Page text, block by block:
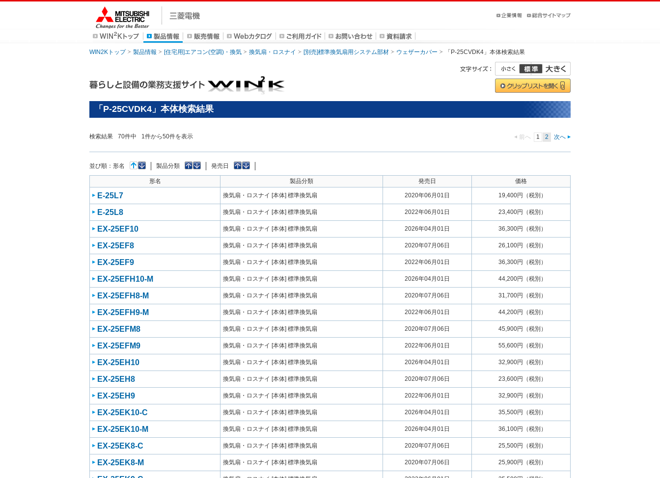
WIN2Kトップ 製品情報 [住宅用]エアコン(空調)・換気 換気扇・ロスナイ [別売]標準換気扇用システム部材 ウェザーカバー 「P-25CVDK4」本体検索結果
「P-25CVDK4」本体検索結果
検索結果 70件中 1件から50件を表示 前へ 1 2 次へ
並び順： 形名 製品分類 発売日
形名 製品分類 発売日 価格
E-25L7 換気扇・ロスナイ [本体] 標準換気扇 2020年06月01日 19,400円（税別）
E-25L8 換気扇・ロスナイ [本体] 標準換気扇 2022年06月01日 23,400円（税別）
EX-25EF10 換気扇・ロスナイ [本体] 標準換気扇 2026年04月01日 36,300円（税別）
EX-25EF8 換気扇・ロスナイ [本体] 標準換気扇 2020年07月06日 26,100円（税別）
EX-25EF9 換気扇・ロスナイ [本体] 標準換気扇 2022年06月01日 36,300円（税別）
EX-25EFH10-M 換気扇・ロスナイ [本体] 標準換気扇 2026年04月01日 44,200円（税別）
EX-25EFH8-M 換気扇・ロスナイ [本体] 標準換気扇 2020年07月06日 31,700円（税別）
EX-25EFH9-M 換気扇・ロスナイ [本体] 標準換気扇 2022年06月01日 44,200円（税別）
EX-25EFM8 換気扇・ロスナイ [本体] 標準換気扇 2020年07月06日 45,900円（税別）
EX-25EFM9 換気扇・ロスナイ [本体] 標準換気扇 2022年06月01日 55,600円（税別）
EX-25EH10 換気扇・ロスナイ [本体] 標準換気扇 2026年04月01日 32,900円（税別）
EX-25EH8 換気扇・ロスナイ [本体] 標準換気扇 2020年07月06日 23,600円（税別）
EX-25EH9 換気扇・ロスナイ [本体] 標準換気扇 2022年06月01日 32,900円（税別）
EX-25EK10-C 換気扇・ロスナイ [本体] 標準換気扇 2026年04月01日 35,500円（税別）
EX-25EK10-M 換気扇・ロスナイ [本体] 標準換気扇 2026年04月01日 36,100円（税別）
EX-25EK8-C 換気扇・ロスナイ [本体] 標準換気扇 2020年07月06日 25,500円（税別）
EX-25EK8-M 換気扇・ロスナイ [本体] 標準換気扇 2020年07月06日 25,900円（税別）